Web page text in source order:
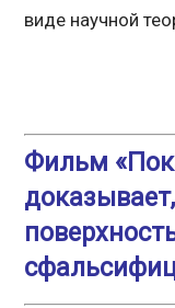
виде научной
Фильм